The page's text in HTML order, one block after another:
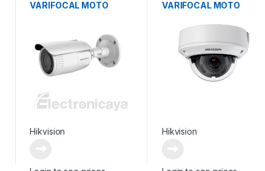
VARIFOCAL MOTO
Hikvision
VARIFOCAL MOTO
Hikvision